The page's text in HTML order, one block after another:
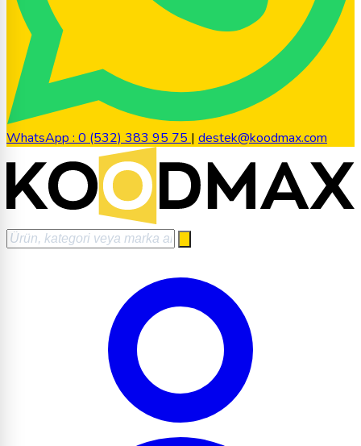
WhatsApp : 0 (532) 383 95 75 | destek@koodmax.com